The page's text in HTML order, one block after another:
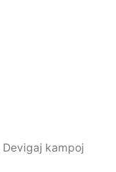
Devigaj kampoj